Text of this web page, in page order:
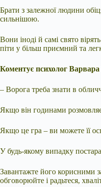
Брати з залежної людини
сильнішою.
Вони іноді й самі свято
піти у більш приємний та
Коментує психолог
– Ворога треба знати в
Якщо він годинами
Якщо це гра – ви можете її
У будь-якому випадку
Завантажте його корисними
обговорюйте і радьтеся,